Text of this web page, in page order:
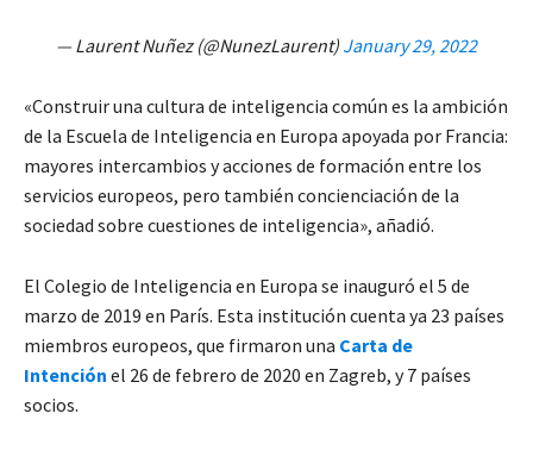
— Laurent Nuñez (@NunezLaurent) January 29, 2022
«Construir una cultura de inteligencia común es la ambición
de la Escuela de Inteligencia en Europa apoyada por Francia:
mayores intercambios y acciones de formación entre los
servicios europeos, pero también concienciación de la
sociedad sobre cuestiones de inteligencia», añadió.
El Colegio de Inteligencia en Europa se inauguró el 5 de
marzo de 2019 en París. Esta institución cuenta ya 23 países
miembros europeos, que firmaron una Carta de
Intención el 26 de febrero de 2020 en Zagreb, y 7 países
socios.